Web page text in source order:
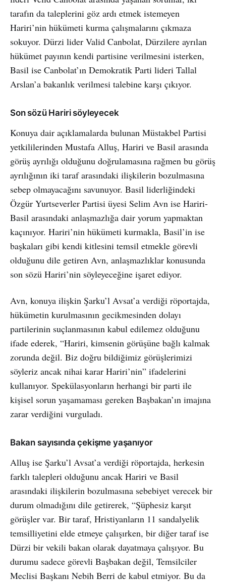
tarafın da taleplerini göz ardı etmek istemeyen
Hariri’nin hükümeti kurma çalışmalarını çıkmaza
sokuyor. Dürzi lider Valid Canbolat, Dürzilere ayrılan
hükümet payının kendi partisine verilmesini isterken,
Basil ise Canbolat’ın Demokratik Parti lideri Tallal
Arslan’a bakanlık verilmesi talebine karşı çıkıyor.
Son sözü Hariri söyleyecek
Konuya dair açıklamalarda bulunan Müstakbel Partisi
yetkililerinden Mustafa Alluş, Hariri ve Basil arasında
görüş ayrılığı olduğunu doğrulamasına rağmen bu görüş
ayrılığının iki taraf arasındaki ilişkilerin bozulmasına
sebep olmayacağını savunuyor. Basil liderliğindeki
Özgür Yurtseverler Partisi üyesi Selim Avn ise Hariri-
Basil arasındaki anlaşmazlığa dair yorum yapmaktan
kaçınıyor. Hariri’nin hükümeti kurmakla, Basil’in ise
başkaları gibi kendi kitlesini temsil etmekle görevli
olduğunu dile getiren Avn, anlaşmazlıklar konusunda
son sözü Hariri’nin söyleyeceğine işaret ediyor.
Avn, konuya ilişkin Şarku’l Avsat’a verdiği röportajda,
hükümetin kurulmasının gecikmesinden dolayı
partilerinin suçlanmasının kabul edilemez olduğunu
ifade ederek, “Hariri, kimsenin görüşüne bağlı kalmak
zorunda değil. Biz doğru bildiğimiz görüşlerimizi
söyleriz ancak nihai karar Hariri’nin” ifadelerini
kullanıyor. Spekülasyonların herhangi bir parti ile
kişisel sorun yaşamaması gereken Başbakan’ın imajına
zarar verdiğini vurguladı.
Bakan sayısında çekişme yaşanıyor
Alluş ise Şarku’l Avsat’a verdiği röportajda, herkesin
farklı talepleri olduğunu ancak Hariri ve Basil
arasındaki ilişkilerin bozulmasına sebebiyet verecek bir
durum olmadığını dile getirerek, “Şüphesiz karşıt
görüşler var. Bir taraf, Hristiyanların 11 sandalyelik
temsilliyetini elde etmeye çalışırken, bir diğer taraf ise
Dürzi bir vekili bakan olarak dayatmaya çalışıyor. Bu
durumu sadece görevli Başbakan değil, Temsilciler
Meclisi Başkanı Nebih Berri de kabul etmiyor. Bu da